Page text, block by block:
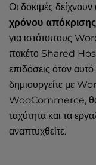
Οι δοκιμές
χρόνου
για ιστότοπους
πακέτο Shared
επιδόσεις όταν
δημιουργείτε με
WooCommerce, θα
ταχύτητα και τα
αναπτυχθείτε.